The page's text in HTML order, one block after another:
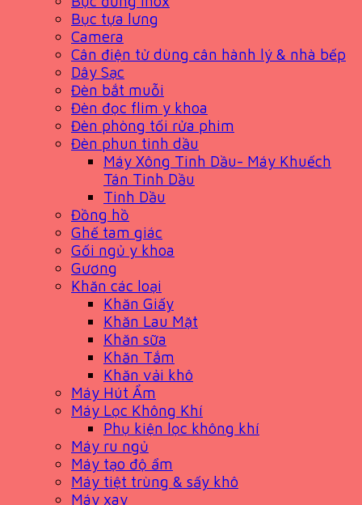
Bục tựa lưng
Camera
Cân điện tử dùng cân hành lý & nhà bếp
Dây Sạc
Đèn bắt muỗi
Đèn đọc flim y khoa
Đèn phòng tối rửa phim
Đèn phun tinh dầu
Máy Xông Tinh Dầu- Máy Khuếch
Tán Tinh Dầu
Tinh Dầu
Đồng hồ
Ghế tam giác
Gối ngủ y khoa
Gương
Khăn các loại
Khăn Giấy
Khăn Lau Mặt
Khăn sữa
Khăn Tắm
Khăn vải khô
Máy Hút Ẩm
Máy Lọc Không Khí
Phụ kiện lọc không khí
Máy ru ngủ
Máy tạo độ ẩm
Máy tiệt trùng & sấy khô
Máy xay